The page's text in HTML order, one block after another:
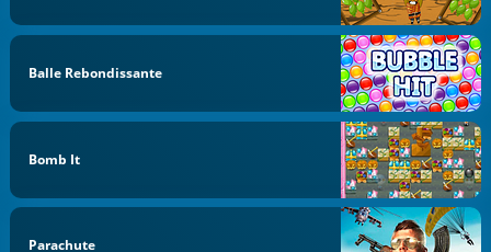
Balle Rebondissante
Bomb It
Parachute